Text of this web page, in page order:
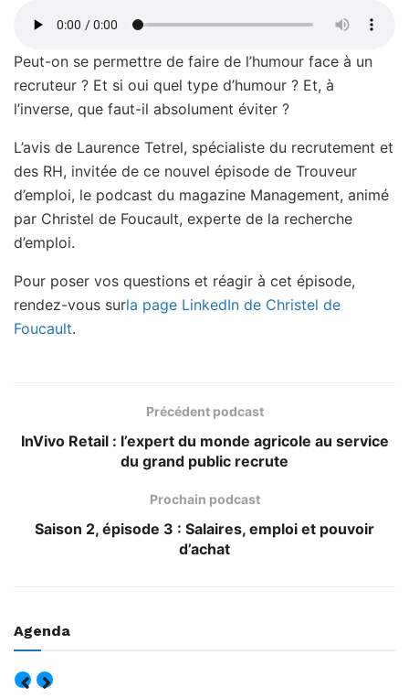
Peut-on se permettre de faire de l’humour face à un
recruteur ? Et si oui quel type d’humour ? Et, à
l’inverse, que faut-il absolument éviter ?
L’avis de Laurence Tetrel, spécialiste du recrutement et
des RH, invitée de ce nouvel épisode de Trouveur
d’emploi, le podcast du magazine Management, animé
par Christel de Foucault, experte de la recherche
d’emploi.
Pour poser vos questions et réagir à cet épisode,
rendez-vous surla page LinkedIn de Christel de
Foucault.
Précédent podcast
InVivo Retail : l’expert du monde agricole au service
du grand public recrute
Prochain podcast
Saison 2, épisode 3 : Salaires, emploi et pouvoir
d’achat
Agenda